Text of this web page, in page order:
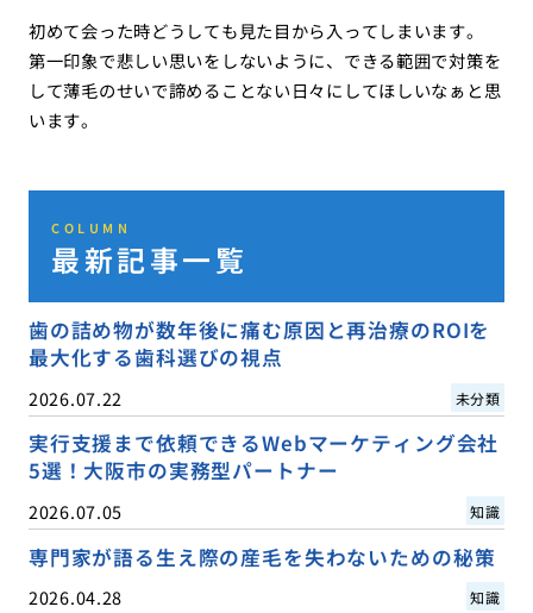
初めて会った時どうしても見た目から入ってしまいます。
第一印象で悲しい思いをしないように、できる範囲で対策を
して薄毛のせいで諦めることない日々にしてほしいなぁと思
います。
COLUMN
最新記事一覧
歯の詰め物が数年後に痛む原因と再治療のROIを
最大化する歯科選びの視点
2026.07.22 未分類
実行支援まで依頼できるWebマーケティング会社
5選！大阪市の実務型パートナー
2026.07.05 知識
専門家が語る生え際の産毛を失わないための秘策
2026.04.28 知識